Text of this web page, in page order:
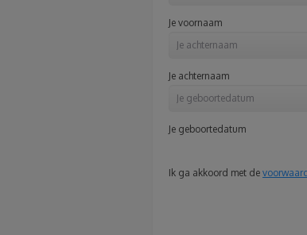
Je voornaam
Je achternaam
Je geboortedatum
Ik ga akkoord met de